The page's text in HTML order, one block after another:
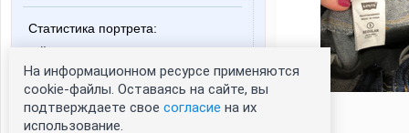
Статистика портрета:
зарегистрированные пользователи
посетившие портрет за 7 дней - 0
На информационном ресурсе применяются
cookie-файлы. Оставаясь на сайте, вы
подтверждаете свое согласие на их
использование.